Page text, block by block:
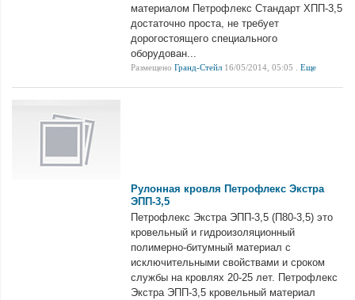
материалом Петрофлекс Стандарт ХПП-3,5
достаточно проста, не требует
дорогостоящего специального
оборудован...
Размещено Гранд-Стейл 16/05/2014, 05:05 . Еще
Рулонная кровля Петрофлекс Экстра
ЭПП-3,5
Петрофлекс Экстра ЭПП-3,5 (П80-3,5) это
кровельный и гидроизоляционный
полимерно-битумный материал с
исключительными свойствами и сроком
службы на кровлях 20-25 лет. Петрофлекс
Экстра ЭПП-3,5 кровельный материал